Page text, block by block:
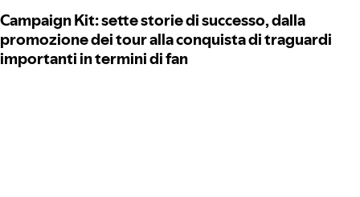
Campaign Kit: sette storie di successo, dalla
promozione dei tour alla conquista di traguardi
importanti in termini di fan